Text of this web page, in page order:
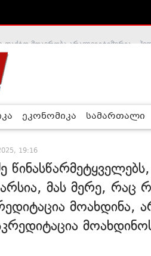
ეკონომიკა სამართალი
19:16
მას მერე, რაც
მოახდინა,